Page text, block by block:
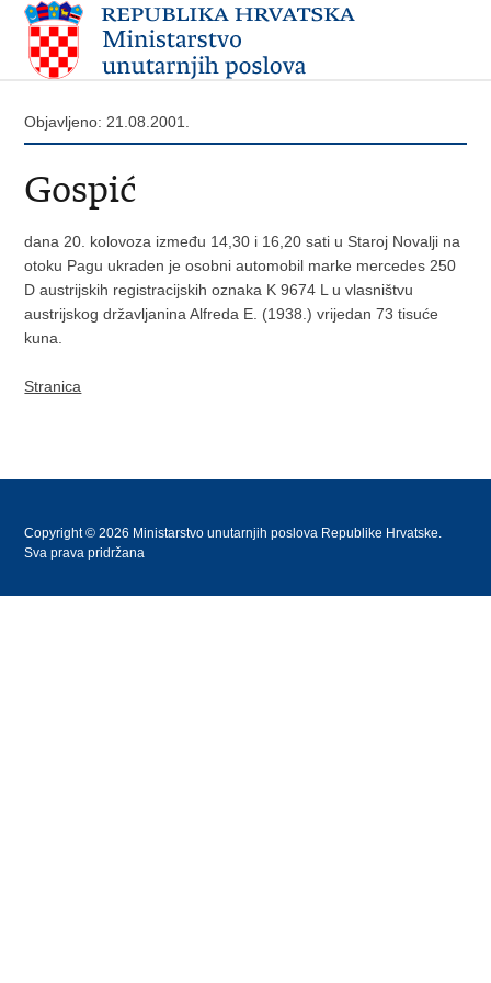
Objavljeno: 21.08.2001.
Gospić
dana 20. kolovoza između 14,30 i 16,20 sati u Staroj Novalji na
otoku Pagu ukraden je osobni automobil marke mercedes 250
D austrijskih registracijskih oznaka K 9674 L u vlasništvu
austrijskog državljanina Alfreda E. (1938.) vrijedan 73 tisuće
kuna.
Stranica
Copyright © 2026 Ministarstvo unutarnjih poslova Republike Hrvatske.
Sva prava pridržana